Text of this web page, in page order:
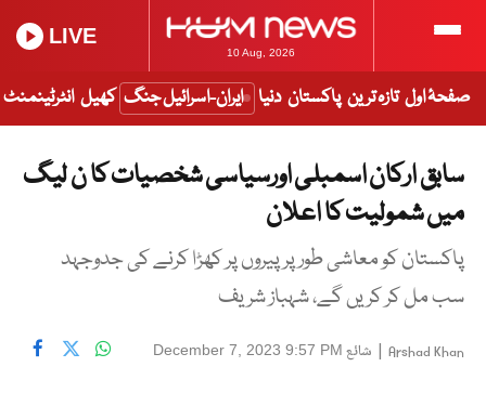
10 Aug, 2026
LIVE
صفحۂ اول تازہ ترین پاکستان دنیا ایران-اسرائیل جنگ کھیل انٹرٹینمنٹ
سابق ارکان اسمبلی اورسیاسی شخصیات کا ن لیگ
میں شمولیت کا اعلان
پاکستان کو معاشی طور پر پیروں پر کھڑا کرنے کی جدوجہد
سب مل کر کریں گے، شہباز شریف
Arshad Khan
| شائع December 7, 2023 9:57 PM